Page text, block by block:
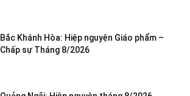
Bắc Khánh Hòa: Hiệp nguyện Giáo phẩm –
Chấp sự Tháng 8/2026